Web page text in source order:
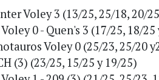
Voley 3 (13/25, 25/18, 20/
0 - Quen's 3 (17/25, 18/25
Voley 0 (25/23, 25/20
(3) (23/25, 15/25 y 19/25)